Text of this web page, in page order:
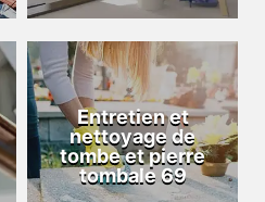
Entretien et
nettoyage de
tombe et pierre
tombale 69